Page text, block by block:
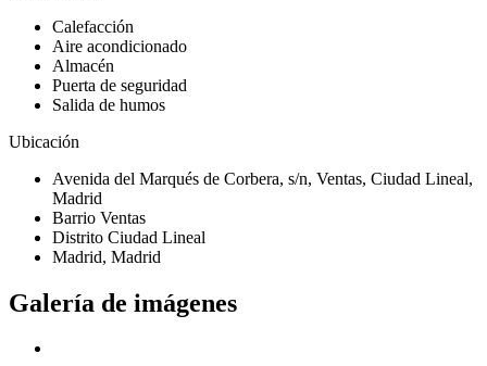
Calefacción
Aire acondicionado
Almacén
Puerta de seguridad
Salida de humos
Ubicación
Avenida del Marqués de Corbera, s/n, Ventas, Ciudad Lineal,
Madrid
Barrio Ventas
Distrito Ciudad Lineal
Madrid, Madrid
Galería de imágenes